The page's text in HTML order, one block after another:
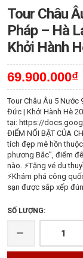
Tour Châu
Pháp – Hà
Khởi Hành
69.900.000₫
Tour Châu Âu 5
Đức | Khởi Hành Hè
tại: https://
ĐIỂM NỔI BẬT CỦA
tích đẹp mê hồn
phương Bắc”, điểm
nào. ⚡Tặng vé du
⚡Khám phá công
sạn được sắp xếp
SỐ LƯỢNG: